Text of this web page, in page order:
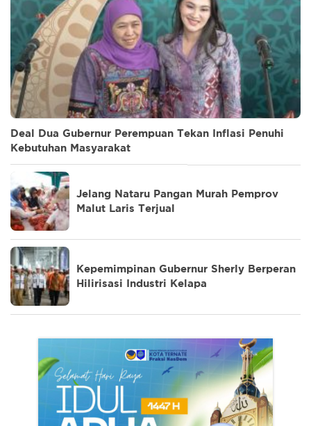
Deal Dua Gubernur Perempuan Tekan Inflasi Penuhi
Kebutuhan Masyarakat
Jelang Nataru Pangan Murah Pemprov
Malut Laris Terjual
Kepemimpinan Gubernur Sherly Berperan
Hilirisasi Industri Kelapa